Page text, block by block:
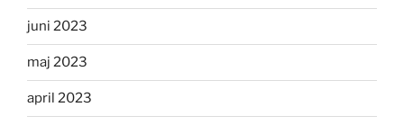
juni 2023
maj 2023
april 2023